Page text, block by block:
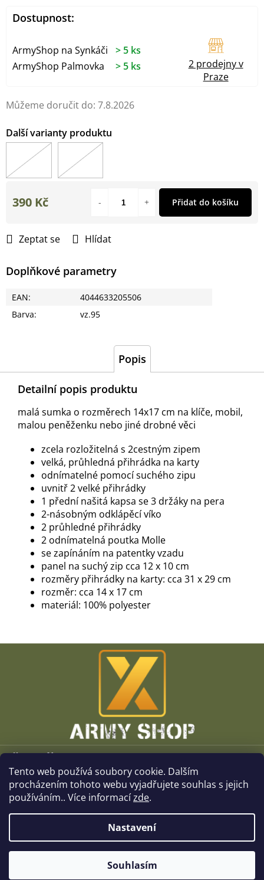
Tento web používá soubory cookie. Dalším
procházením tohoto webu vyjadřujete souhlas s jejich
používáním.. Více informacízde.
Nastavení
Souhlasím
Můžeme doručit do: 7.8.2026
Zeptat se Hlídat
Doplňkové parametry
EAN:
4044633205506
Barva: vz.95
390 Kč Přidat do košíku
Dostupnost:
ArmyShop na Synkáči
> 5 ks
ArmyShop Palmovka
> 5 ks
2 prodejny v
Praze
Popis
Detailní popis produktu
malá sumka o rozměrech 14x17 cm na klíče, mobil,
malou peněženku nebo jiné drobné věci
zcela rozložitelná s 2cestným zipem
velká, průhledná přihrádka na karty
odnímatelné pomocí suchého zipu
uvnitř 2 velké přihrádky
1 přední našitá kapsa se 3 držáky na pera
2-násobným odklápěcí víko
2 průhledné přihrádky
2 odnímatelná poutka Molle
se zapínáním na patentky vzadu
panel na suchý zip cca 12 x 10 cm
rozměry přihrádky na karty: cca 31 x 29 cm
rozměr: cca 14 x 17 cm
materiál: 100% polyester
Z
Vše o nákupu
O společnosti
Kamenné prodejny
Kontakt
x-ArmyShop.cz. Všechna práva vyhrazena.